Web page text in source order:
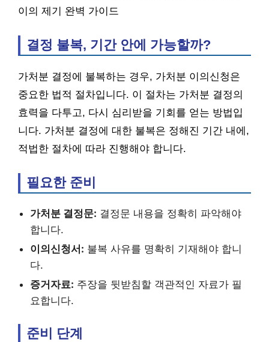
이의 제기 완벽 가이드
결정 불복, 기간 안에 가능할까?
가처분 결정에 불복하는 경우, 가처분 이의신청은
중요한 법적 절차입니다. 이 절차는 가처분 결정의
효력을 다투고, 다시 심리받을 기회를 얻는 방법입
니다. 가처분 결정에 대한 불복은 정해진 기간 내에,
적법한 절차에 따라 진행해야 합니다.
필요한 준비
가처분 결정문: 결정문 내용을 정확히 파악해야
합니다.
이의신청서: 불복 사유를 명확히 기재해야 합니
다.
증거자료: 주장을 뒷받침할 객관적인 자료가 필
요합니다.
준비 단계